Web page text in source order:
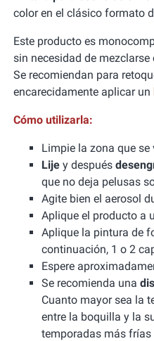
color en el clásico formato
Este producto es
sin necesidad de
Se recomiendan para
encarecidamente aplicar un
Cómo utilizarla:
Limpie la zona que
Lije y después
que no deja pelusas
Agite bien el aerosol
Aplique el producto a
Aplique la pintura de
continuación, 1 o 2
Espere
Se recomienda una
Cuanto mayor sea la
entre la boquilla y la
temporadas más frías